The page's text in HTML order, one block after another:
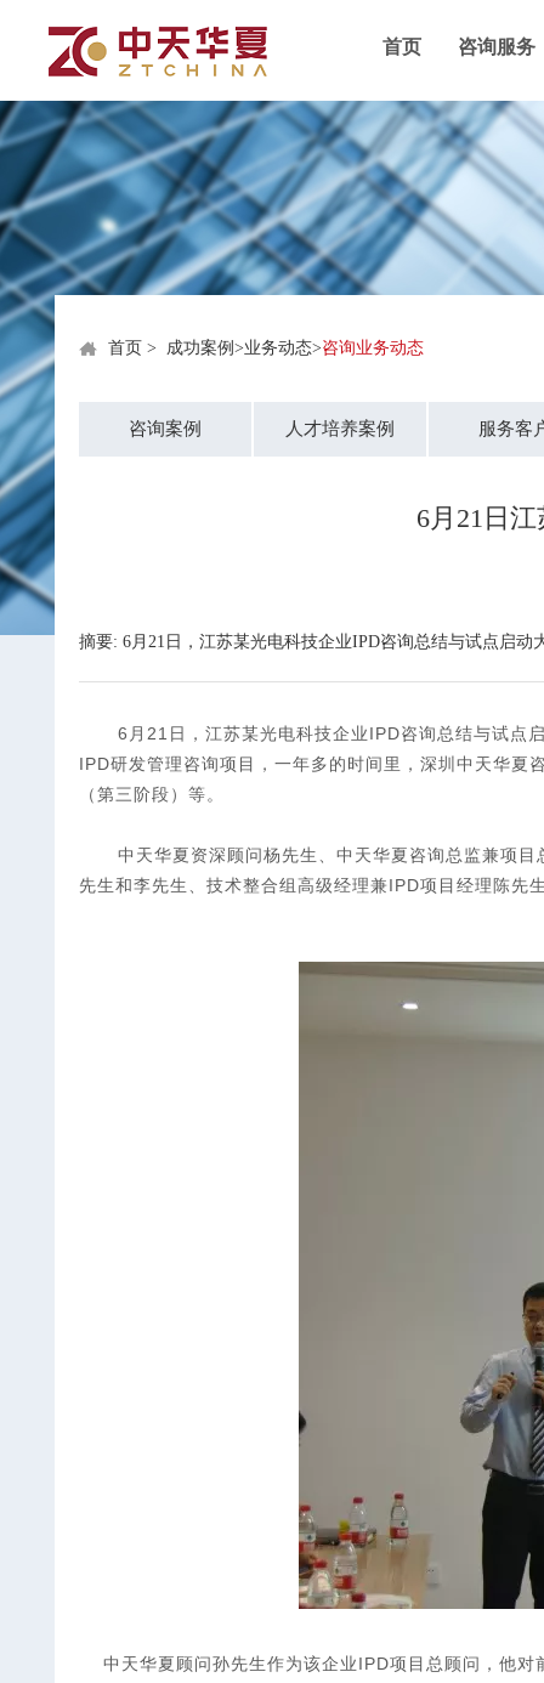
首页 咨询服务
首页 > 成功案例 >业务动态>咨询业务动态
咨询案例 人才培养案例 服务客
6月21日
摘要: 6月21日，江苏某光电科技企业IPD咨询总结与试点启
6 月21日，江苏某光电科技企业IPD咨询总结与试
IPD研发管理咨询项目，一年多的时间里，深圳中天华夏
（第三阶段）等。
中天华夏资深顾问杨先生、中天华夏咨询总监兼项
先生和李先生、技术整合组高级经理兼IPD项目经理陈先
中天华夏顾问孙先生作为该企业IPD项目总顾问，他